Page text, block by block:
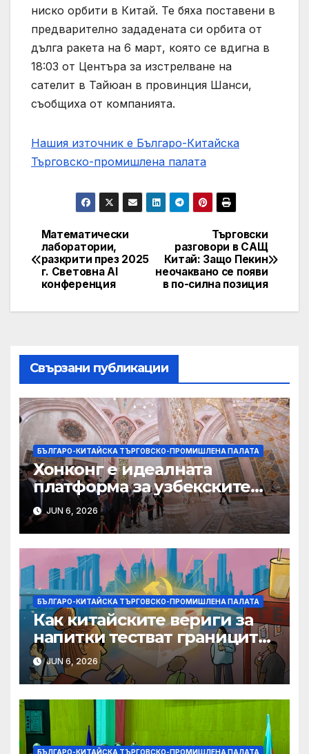
ниско орбити в Китай. Те бяха поставени в
предварително зададената си орбита от
дълга ракета на 6 март, която се вдигна в
18:03 от Центъра за изстрелване на
сателит в Тайюан в провинция Шанси,
съобщиха от компанията.
Нашия източник е Българо-Китайска
Търговско-промишлена палaта
Post
navigation
Търговски
разговори в САЩ
Китай: Защо Пекин
неочаквано се появи
в по-силна позиция
Математически
лаборатории,
разкрити през 2025
г. Световна AI
конференция
Свързани публикации
БЪЛГАРО-КИТАЙСКА ТЪРГОВСКО-ПРОМИШЛЕНА ПАЛАТА
Хонконг е идеалната
платформа за узбекските
фирми да разширят
крилата си в световен
мащаб, казва Джон Лий
JUN 6, 2026
БЪЛГАРО-КИТАЙСКА ТЪРГОВСКО-ПРОМИШЛЕНА ПАЛАТА
Как китайските вериги за
напитки тестват границите
на меката сила
JUN 6, 2026
БЪЛГАРО-КИТАЙСКА ТЪРГОВСКО-ПРОМИШЛЕНА ПАЛАТА